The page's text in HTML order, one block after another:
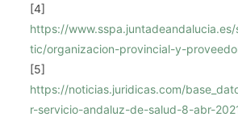
[4]
https://
tic/organizacion-provincial-y-
[5]
https://noticias.juridicas.com/
r-servicio-andaluz-de-salud-8-abr-